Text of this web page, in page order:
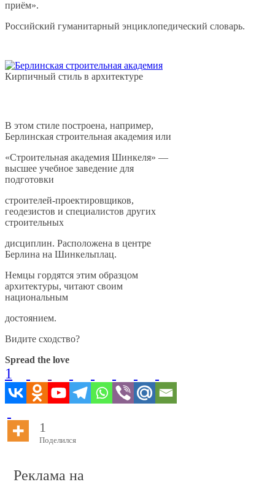
приём».
Российский гуманитарный энциклопедический словарь.
Кирпичный стиль в архитектуре
В этом стиле построена, например,
Берлинская строительная академия или
«Строительная академия Шинкеля» —
высшее учебное заведение для
подготовки
строителей-проектировщиков,
геодезистов и специалистов других
строительных
дисциплин. Расположена в центре
Берлина на Шинкельплац.
Немцы гордятся этим образцом
архитектуры, читают своим
национальным
достоянием.
Видите сходство?
Spread the love
1
1
Поделился
Реклама на